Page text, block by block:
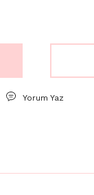
Yorum Yaz